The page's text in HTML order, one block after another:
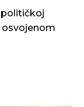
osvojenom